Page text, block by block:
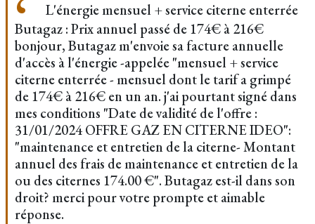
L'énergie mensuel + service citerne enterrée
Butagaz : Prix annuel passé de 174€ à 216€
bonjour, Butagaz m'envoie sa facture annuelle
d'accès à l'énergie -appelée "mensuel + service
citerne enterrée - mensuel dont le tarif a grimpé
de 174€ à 216€ en un an. j'ai pourtant signé dans
mes conditions "Date de validité de l'offre :
31/01/2024 OFFRE GAZ EN CITERNE IDEO":
"maintenance et entretien de la citerne- Montant
annuel des frais de maintenance et entretien de la
ou des citernes 174.00 €". Butagaz est-il dans son
droit? merci pour votre prompte et aimable
réponse.